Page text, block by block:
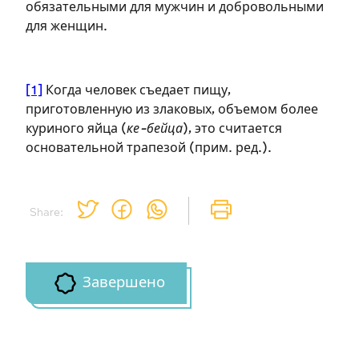
Share:
обязательными для мужчин и добровольными
для женщин.
[1] Когда человек съедает пищу,
приготовленную из злаковых, объемом более
куриного яйца (ке-бейца), это считается
основательной трапезой (прим. ред.).
Завершено
Подписаться Войти